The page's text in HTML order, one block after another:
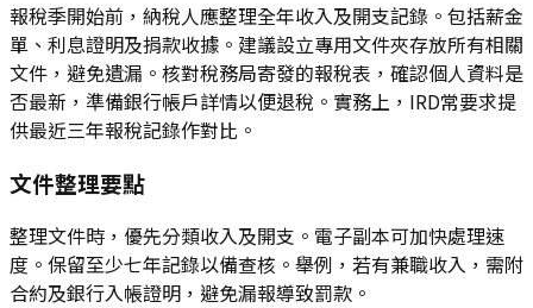
報稅季開始前，納稅人應整理全年收入及開支記錄。包括薪金
單、利息證明及捐款收據。建議設立專用文件夾存放所有相關
文件，避免遺漏。核對稅務局寄發的報稅表，確認個人資料是
否最新，準備銀行帳戶詳情以便退稅。實務上，IRD常要求提
供最近三年報稅記錄作對比。
文件整理要點
整理文件時，優先分類收入及開支。電子副本可加快處理速
度。保留至少七年記錄以備查核。舉例，若有兼職收入，需附
合約及銀行入帳證明，避免漏報導致罰款。